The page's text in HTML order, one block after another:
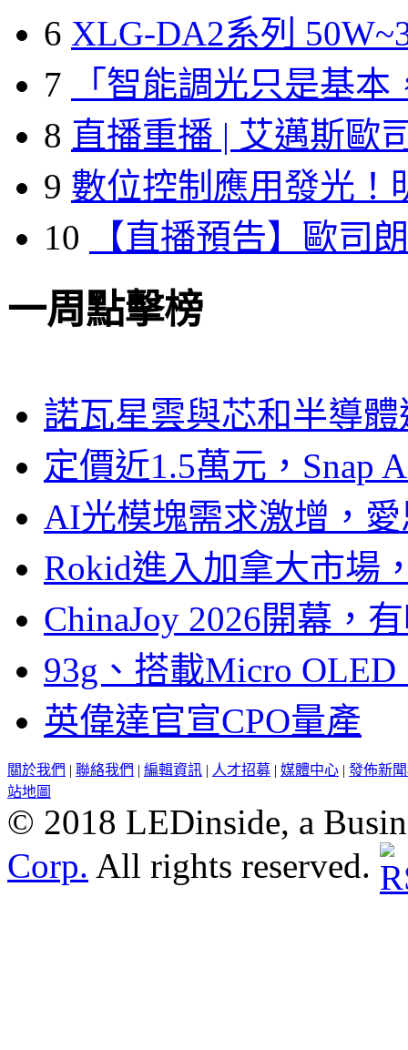
6 XLG-DA2系列
7
「智能調光只是基本
8 直播重播 | 艾邁斯歐
9 數位控制應用發光！
10
【直播預告】歐司
一周點擊榜
諾瓦星雲與芯和半導
定價近1.5萬元，Snap
AI光模塊需求激增，
Rokid進入加拿大市場
ChinaJoy 2026開幕，
93g、搭載Micro
英偉達官宣CPO量產
關於我們 | 聯絡我們 | 編輯資訊 | 人才招募 | 媒體中心 | 發佈新
站地圖
© 2018 LEDinside, a
Corp. All rights reserved.